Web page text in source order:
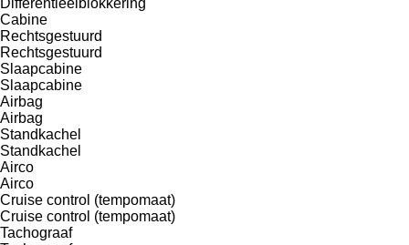
Cabine
Rechtsgestuurd
Rechtsgestuurd
Slaapcabine
Slaapcabine
Airbag
Airbag
Standkachel
Standkachel
Airco
Airco
Cruise control (tempomaat)
Cruise control (tempomaat)
Tachograaf